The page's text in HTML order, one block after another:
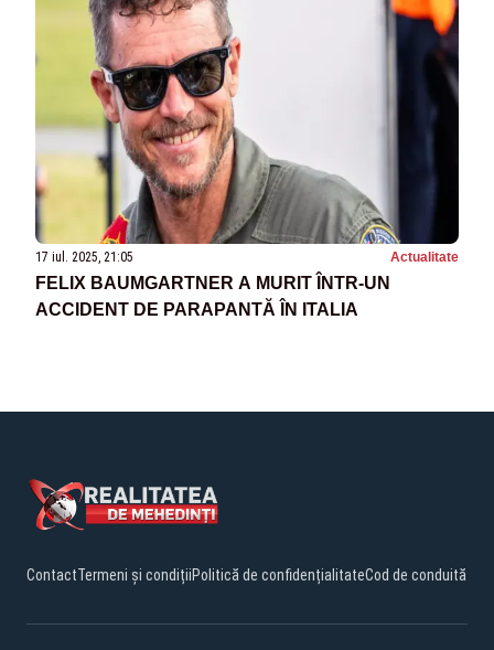
17 iul. 2025, 21:05 Actualitate
FELIX BAUMGARTNER A MURIT ÎNTR-UN
ACCIDENT DE PARAPANTĂ ÎN ITALIA
ContactTermeni și condițiiPolitică de confidențialitateCod de conduită